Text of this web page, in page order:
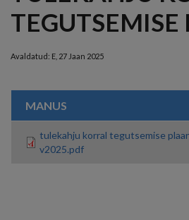
TEGUTSEMISE
Avaldatud: E, 27 Jaan 2025
MANUS
tulekahju korral tegutsemise
v2025.pdf